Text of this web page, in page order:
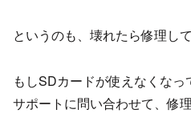
というのも、壊れたら修理し
もしSDカードが使えなくな
サポートに問い合わせて、修